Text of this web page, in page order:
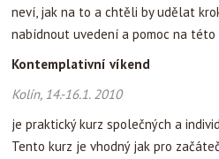
neví, jak na to a chtěli by udělat
nabídnout uvedení a pomoc na této
Kontemplativní víkend
Kolín, 14.-16.1. 2010
je praktický kurz společných a
Tento kurz je vhodný jak pro